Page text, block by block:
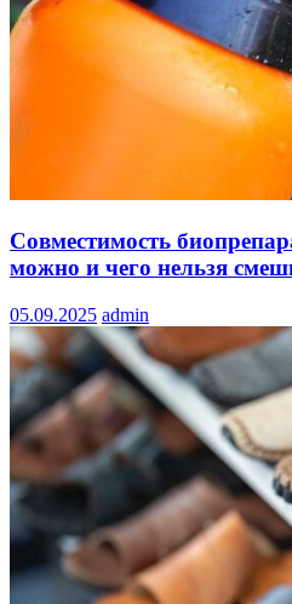
Совместимость
можно и чего нельзя
05.09.2025 admin